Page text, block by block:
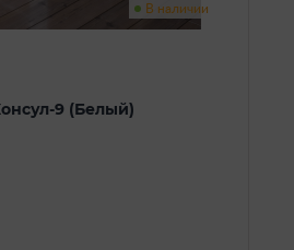
В наличии
9 (Белый)